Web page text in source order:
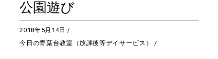
公園遊び
2018年5月14日
今日の青葉台教室（放課後等デイサービス）